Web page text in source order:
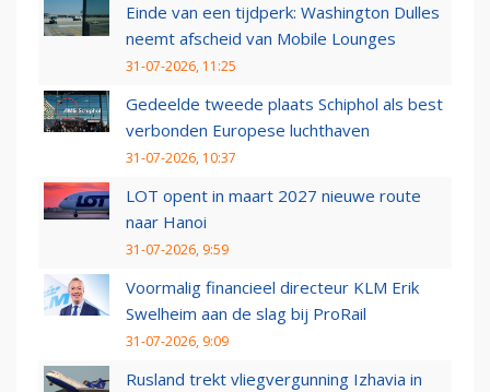
Einde van een tijdperk: Washington Dulles
neemt afscheid van Mobile Lounges
31-07-2026, 11:25
Gedeelde tweede plaats Schiphol als best
verbonden Europese luchthaven
31-07-2026, 10:37
LOT opent in maart 2027 nieuwe route
naar Hanoi
31-07-2026, 9:59
Voormalig financieel directeur KLM Erik
Swelheim aan de slag bij ProRail
31-07-2026, 9:09
Rusland trekt vliegvergunning Izhavia in